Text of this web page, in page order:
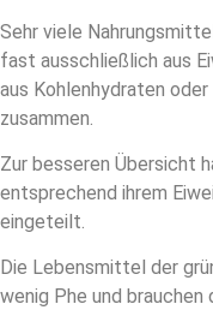
Sehr viele
fast ausschließlich aus
aus Kohlenhydraten
zusammen.
Zur besseren Übersicht
entsprechend ihrem
eingeteilt.
Die Lebensmittel der
wenig Phe und brauchen